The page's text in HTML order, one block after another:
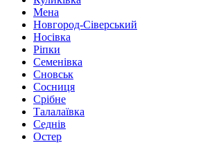
Мена
Новгород-Сіверський
Носівка
Ріпки
Семенівка
Сновськ
Сосниця
Срібне
Талалаївка
Седнів
Остер